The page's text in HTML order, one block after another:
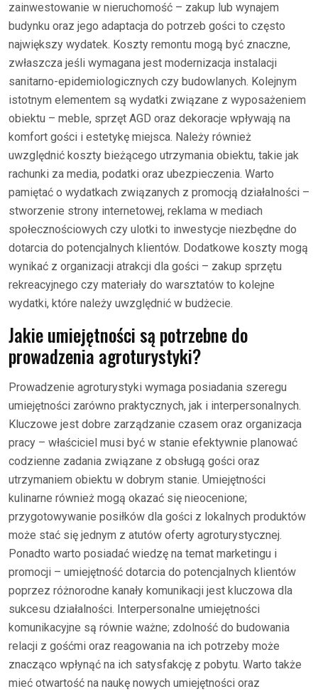
zainwestowanie w nieruchomość – zakup lub wynajem
budynku oraz jego adaptacja do potrzeb gości to często
największy wydatek. Koszty remontu mogą być znaczne,
zwłaszcza jeśli wymagana jest modernizacja instalacji
sanitarno-epidemiologicznych czy budowlanych. Kolejnym
istotnym elementem są wydatki związane z wyposażeniem
obiektu – meble, sprzęt AGD oraz dekoracje wpływają na
komfort gości i estetykę miejsca. Należy również
uwzględnić koszty bieżącego utrzymania obiektu, takie jak
rachunki za media, podatki oraz ubezpieczenia. Warto
pamiętać o wydatkach związanych z promocją działalności –
stworzenie strony internetowej, reklama w mediach
społecznościowych czy ulotki to inwestycje niezbędne do
dotarcia do potencjalnych klientów. Dodatkowe koszty mogą
wynikać z organizacji atrakcji dla gości – zakup sprzętu
rekreacyjnego czy materiały do warsztatów to kolejne
wydatki, które należy uwzględnić w budżecie.
Jakie umiejętności są potrzebne do
prowadzenia agroturystyki?
Prowadzenie agroturystyki wymaga posiadania szeregu
umiejętności zarówno praktycznych, jak i interpersonalnych.
Kluczowe jest dobre zarządzanie czasem oraz organizacja
pracy – właściciel musi być w stanie efektywnie planować
codzienne zadania związane z obsługą gości oraz
utrzymaniem obiektu w dobrym stanie. Umiejętności
kulinarne również mogą okazać się nieocenione;
przygotowywanie posiłków dla gości z lokalnych produktów
może stać się jednym z atutów oferty agroturystycznej.
Ponadto warto posiadać wiedzę na temat marketingu i
promocji – umiejętność dotarcia do potencjalnych klientów
poprzez różnorodne kanały komunikacji jest kluczowa dla
sukcesu działalności. Interpersonalne umiejętności
komunikacyjne są równie ważne; zdolność do budowania
relacji z gośćmi oraz reagowania na ich potrzeby może
znacząco wpłynąć na ich satysfakcję z pobytu. Warto także
mieć otwartość na naukę nowych umiejętności oraz